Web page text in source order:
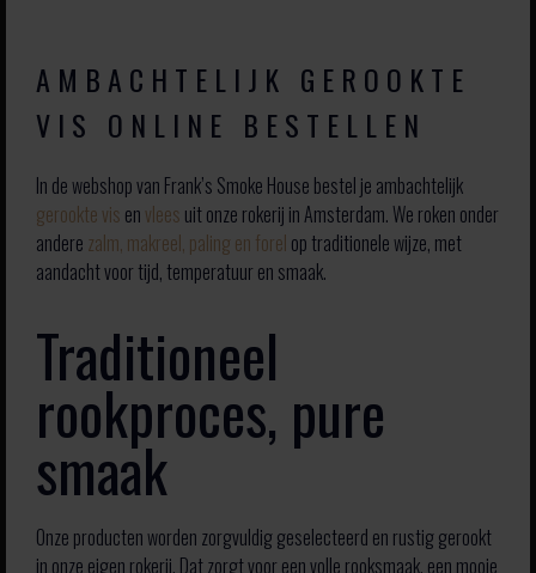
AMBACHTELIJK GEROOKTE
VIS ONLINE BESTELLEN
In de webshop van Frank’s Smoke House bestel je ambachtelijk
gerookte vis en vlees uit onze rokerij in Amsterdam. We roken onder
andere zalm, makreel, paling en forel op traditionele wijze, met
aandacht voor tijd, temperatuur en smaak.
Traditioneel
rookproces, pure
smaak
Onze producten worden zorgvuldig geselecteerd en rustig gerookt
in onze eigen rokerij. Dat zorgt voor een volle rooksmaak, een mooie